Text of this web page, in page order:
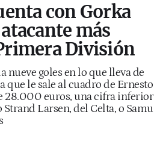
con Gorka
más
División
nueve goles en lo que lleva de
que le sale al cuadro de Ernesto
28.000 euros, una cifra inferior
Larsen, del Celta, o Samu